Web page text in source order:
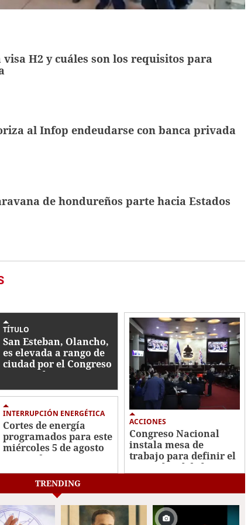
visa H2 y cuáles son los requisitos para
al Infop endeudarse con banca privada
de hondureños parte hacia Estados
TÍTULO
San Esteban, Olancho,
es elevada a rango de
ciudad por el Congreso
Nacional
INTERRUPCIÓN ENERGÉTICA
Cortes de energía
programados para este
miércoles 5 de agosto
en Honduras
ACCIONES
Congreso Nacional
instala mesa de
trabajo para definir el
marco legal de la
TRENDING